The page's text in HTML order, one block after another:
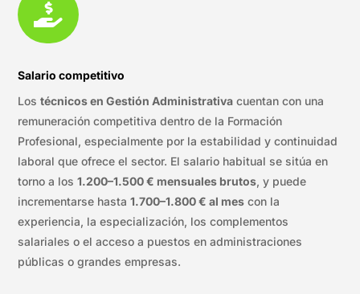

Salario competitivo
Lostécnicos en Gestión Administrativa cuentan con una
remuneración competitiva dentro de la Formación
Profesional, especialmente por la estabilidad y continuidad
laboral que ofrece el sector. El salario habitual se sitúa en
torno a los1.200–1.500 € mensuales brutos, y puede
incrementarse hasta1.700–1.800 € al mes con la
experiencia, la especialización, los complementos
salariales o el acceso a puestos en administraciones
públicas o grandes empresas.